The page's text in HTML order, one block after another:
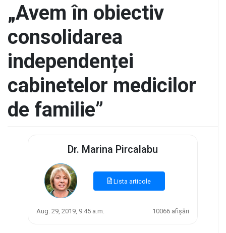
„Avem în obiectiv
consolidarea
independenței
cabinetelor medicilor
de familie”
Dr. Marina Pircalabu
Lista articole
Aug. 29, 2019, 9:45 a.m. 10066 afișări